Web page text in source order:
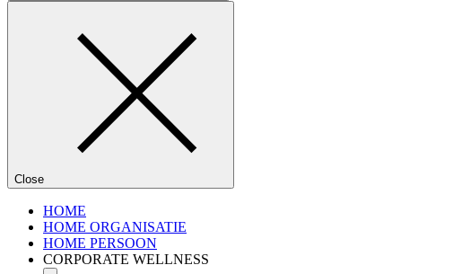
Close
HOME
HOME ORGANISATIE
HOME PERSOON
CORPORATE WELLNESS